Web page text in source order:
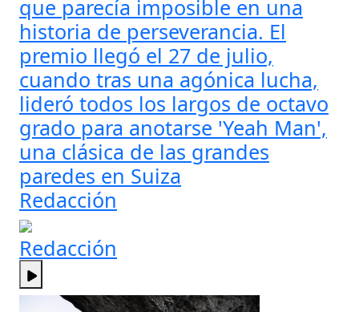
que parecía imposible en una
historia de perseverancia. El
premio llegó el 27 de julio,
cuando tras una agónica lucha,
lideró todos los largos de octavo
grado para anotarse 'Yeah Man',
una clásica de las grandes
paredes en Suiza
Redacción
Redacción